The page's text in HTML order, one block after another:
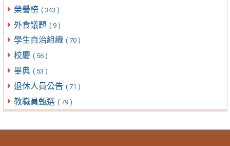
榮譽榜 ( 343 )
外食議題 ( 9 )
學生自治組織 ( 70 )
校慶 ( 56 )
畢典 ( 53 )
退休人員公告 ( 71 )
教職員甄選 ( 79 )